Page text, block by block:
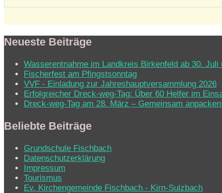
Neueste Beiträge
Wasserentnahme im Landkreis Birkenfeld ab 30. Juli
Fischerfest am Pfingstsonntag
VVF - Einladung zur Jahreshauptversammlung 2026
Erfolgreicher Dreck-weg-Tag: Über 60 Helfer im
Dreck-weg-Tag am 28. März – Gemeinsam
Beliebte Beiträge
Grundschule Fischbach
Datenschutzerklärung
Impressum
Tourismus
Ev. Kirchen­ge­mein­de Fisch­bach - Kirn-Sulz­bach